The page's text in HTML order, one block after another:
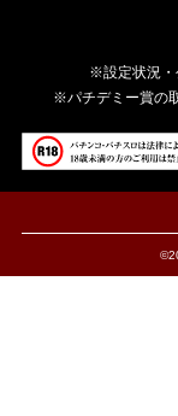
※設定状況・
※パチデミー賞の